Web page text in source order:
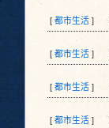
[ 都市生活 ]
[ 都市生活 ]
[ 都市生活 ]
[ 都市生活 ]